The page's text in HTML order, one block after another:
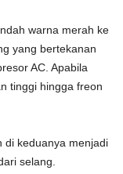
warna merah ke
yang bertekanan
AC. Apabila
tinggi hingga freon
di keduanya menjadi
selang.